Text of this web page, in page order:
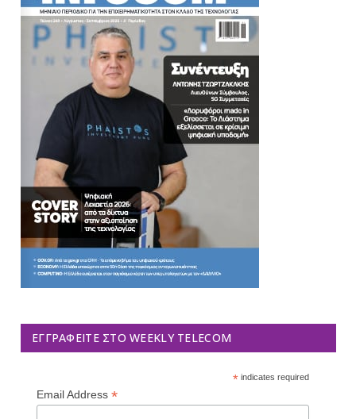
ΕΓΓΡΑΦΕΊΤΕ ΣΤΟ WEEKLY TELECOM
*indicates required
Email Address *